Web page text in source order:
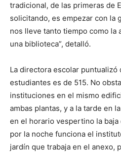
tradicional, de las primeras de
solicitando, es empezar con la
nos lleve tanto tiempo como la
una biblioteca”, detalló.
La directora escolar puntualizó
estudiantes es de 515. No
instituciones en el mismo
ambas plantas, y a la tarde en
en el horario vespertino la baja
por la noche funciona el
jardín que trabaja en el anexo,